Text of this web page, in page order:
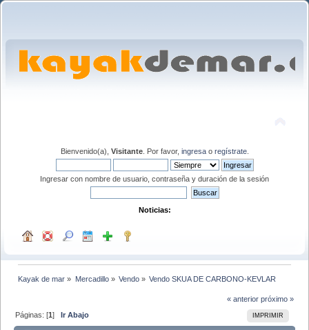
Bienvenido(a), Visitante. Por favor, ingresao regístrate.
Ingresar con nombre de usuario, contraseña y duración de la sesión
Noticias:
Kayak de mar » Mercadillo» Vendo» Vendo SKUA DE CARBONO-KEVLAR
« anterior próximo »
IMPRIMIR
Páginas: [1]Ir Abajo